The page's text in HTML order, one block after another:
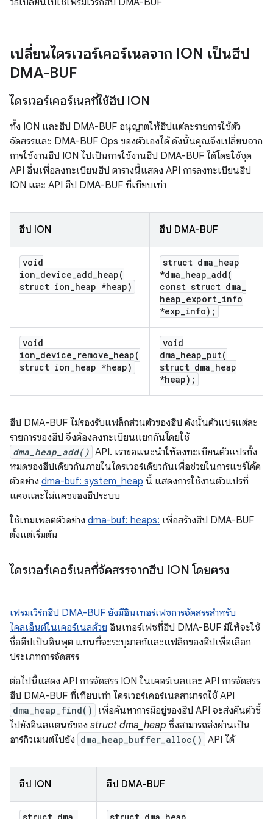
วิธีเปลี่ยนไปใช้เฟรมเวิร์กฮีป DMA-BUF
เปลี่ยนไดรเวอร์เคอร์เนลจาก ION เป็นฮีป
DMA-BUF
ไดรเวอร์เคอร์เนลที่ใช้ฮีป ION
ทั้ง ION และฮีป DMA-BUF อนุญาตให้ฮีปแต่ละรายการใช้ตัว
จัดสรรและ DMA-BUF Ops ของตัวเองได้ ดังนั้นคุณจึงเปลี่ยนจาก
การใช้งานฮีป ION ไปเป็นการใช้งานฮีป DMA-BUF ได้โดยใช้ชุด
API อื่นเพื่อลงทะเบียนฮีป ตารางนี้แสดง API การลงทะเบียนฮีป
ION และ API ฮีป DMA-BUF ที่เทียบเท่า
ฮีป ION ฮีป DMA-BUF
void
ion_device_add_heap(
struct ion_heap *heap)
struct dma_heap
*dma_heap_add(
const struct dma_
heap_export_info
*exp_info);
void
ion_device_remove_heap(
struct ion_heap *heap)
void
dma_heap_put(
struct dma_heap
*heap);
ฮีป DMA-BUF ไม่รองรับแฟล็กส่วนตัวของฮีป ดังนั้นตัวแปรแต่ละ
รายการของฮีป จึงต้องลงทะเบียนแยกกันโดยใช้
dma_heap_add() API. เราขอแนะนำให้ลงทะเบียนตัวแปรทั้ง
หมดของฮีปเดียวกันภายในไดรเวอร์เดียวกันเพื่อช่วยในการแชร์โค้ด
ตัวอย่าง dma-buf: system_heap นี้ แสดงการใช้งานตัวแปรที่
แคชและไม่แคชของฮีประบบ
ใช้เทมเพลตตัวอย่าง dma-buf: heaps: เพื่อสร้างฮีป DMA-BUF
ตั้งแต่เริ่มต้น
ไดรเวอร์เคอร์เนลที่จัดสรรจากฮีป ION โดยตรง
เฟรมเวิร์กฮีป DMA-BUF ยังมีอินเทอร์เฟซการจัดสรรสำหรับ
ไคลเอ็นต์ในเคอร์เนลด้วย อินเทอร์เฟซที่ฮีป DMA-BUF มีให้จะใช้
ชื่อฮีปเป็นอินพุต แทนที่จะระบุมาสก์และแฟล็กของฮีปเพื่อเลือก
ประเภทการจัดสรร
ต่อไปนี้แสดง API การจัดสรร ION ในเคอร์เนลและ API การจัดสรร
ฮีป DMA-BUF ที่เทียบเท่า ไดรเวอร์เคอร์เนลสามารถใช้ API
dma_heap_find()
เพื่อค้นหาการมีอยู่ของฮีป API จะส่งคืนตัวชี้
ไปยังอินสแตนซ์ของ struct dma_heap ซึ่งสามารถส่งผ่านเป็น
อาร์กิวเมนต์ไปยัง dma_heap_buffer_alloc() API ได้
ฮีป ION ฮีป DMA-BUF